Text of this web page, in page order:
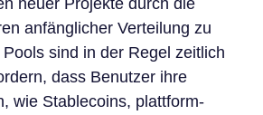
anfänglicher Verteilung zu
sind in der Regel zeitlich
dass Benutzer ihre
wie Stablecoins, plattform-